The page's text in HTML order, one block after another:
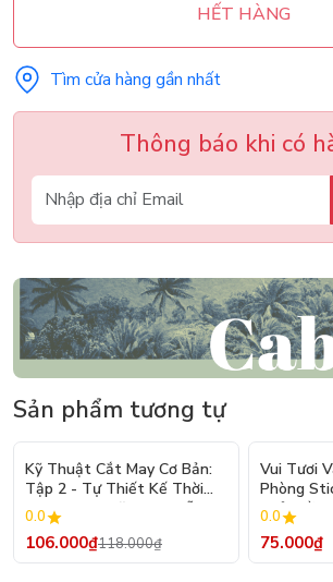
HẾT HÀNG
Tìm cửa hàng gần nhất
Thông báo khi có
Sản phẩm tương tự
- 10%
Kỹ Thuật Cắt May Cơ Bản:
Tập 2 - Tự Thiết Kế Thời
Trang Nam Nữ - Tạo Mẫu
Rập - Kỹ Thuật Nhảy Size
0.0
106.000₫118.000₫
Vui Tươi
Phòng
Chủ Đề) -
0.0
75.000₫